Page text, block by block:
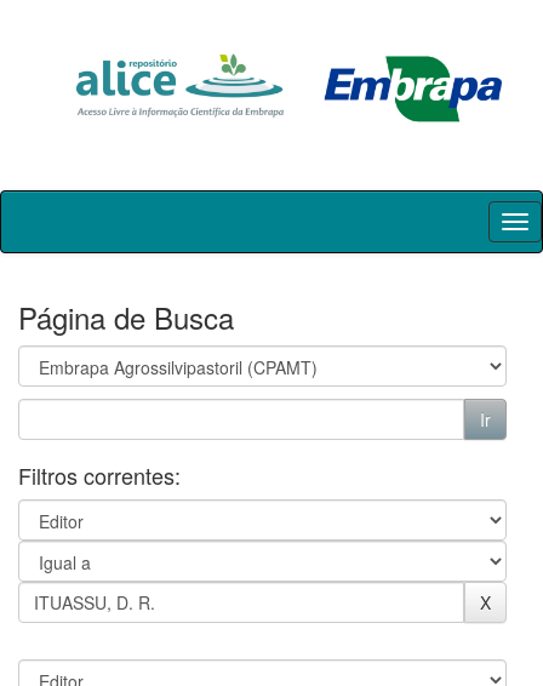
Skip
Página de Busca
Filtros correntes: